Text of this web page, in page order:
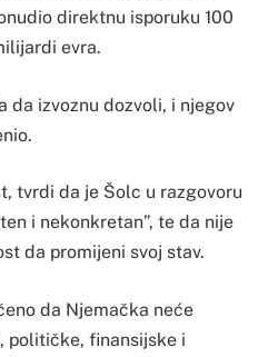
direktnu isporuku 100
evra.
da izvoznu dozvoli, i njegov
tvrdi da je Šolc u razgovoru
i nekonkretan”, te da nije
da promijeni svoj stav.
da Njemačka neće
političke, finansijske i